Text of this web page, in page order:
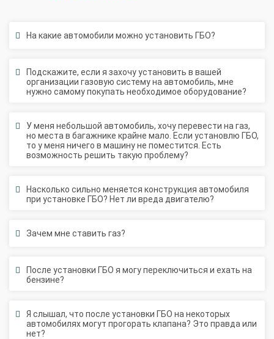
Установка ГБО за 6 часов
Цена на установку ГБО
Техобслуживание ГБО
На какие автомобили можно установить ГБО?
Подскажите, если я захочу установить в вашей
организации газовую систему на автомобиль, мне
нужно самому покупать необходимое оборудование?
У меня небольшой автомобиль, хочу перевести на газ,
но места в багажнике крайне мало. Если установлю ГБО,
то у меня ничего в машину не поместится. Есть
возможность решить такую проблему?
Насколько сильно меняется конструкция автомобиля
при установке ГБО? Нет ли вреда двигателю?
Зачем мне ставить газ?
После установки ГБО я могу переключиться и ехать на
бензине?
Я слышал, что после установки ГБО на некоторых
автомобилях могут прогорать клапана? Это правда или
нет?